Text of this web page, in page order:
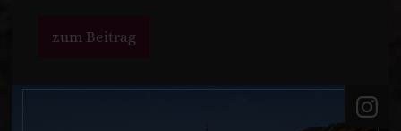
zum Beitrag